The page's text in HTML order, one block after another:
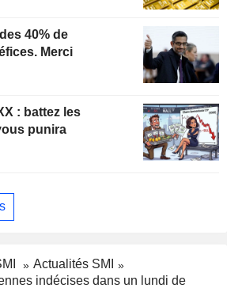
40% de
Merci
: battez les
punira
Actualités SMI
indécises dans un lundi de